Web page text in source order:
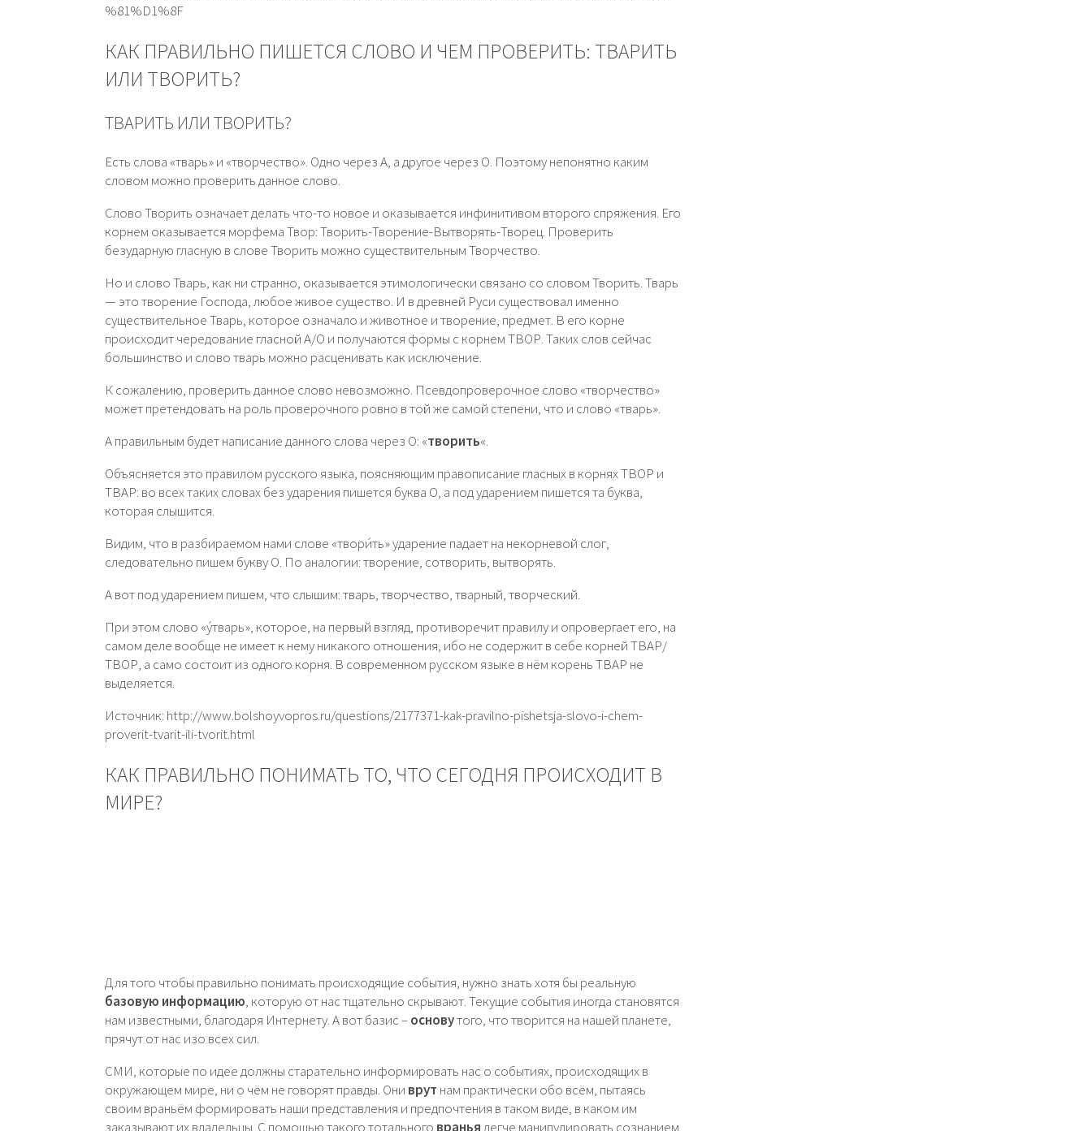
%81%D1%8F
КАК ПРАВИЛЬНО ПИШЕТСЯ СЛОВО И ЧЕМ ПРОВЕРИТЬ: ТВАРИТЬ
ИЛИ ТВОРИТЬ?
ТВАРИТЬ ИЛИ ТВОРИТЬ?
Есть слова «тварь» и «творчество». Одно через А, а другое через О. Поэтому непонятно каким
словом можно проверить данное слово.
Слово Творить означает делать что-то новое и оказывается инфинитивом второго спряжения. Его
корнем оказывается морфема Твор: Творить-Творение-Вытворять-Творец. Проверить
безударную гласную в слове Творить можно существительным Творчество.
Но и слово Тварь, как ни странно, оказывается этимологически связано со словом Творить. Тварь
— это творение Господа, любое живое существо. И в древней Руси существовал именно
существительное Тварь, которое означало и животное и творение, предмет. В его корне
происходит чередование гласной А/О и получаются формы с корнем ТВОР. Таких слов сейчас
большинство и слово тварь можно расценивать как исключение.
К сожалению, проверить данное слово невозможно. Псевдопроверочное слово «творчество»
может претендовать на роль проверочного ровно в той же самой степени, что и слово «тварь».
А правильным будет написание данного слова через О: «творить«.
Объясняется это правилом русского языка, поясняющим правописание гласных в корнях ТВОР и
ТВАР: во всех таких словах без ударения пишется буква О, а под ударением пишется та буква,
которая слышится.
Видим, что в разбираемом нами слове «твори́ть» ударение падает на некорневой слог,
следовательно пишем букву О. По аналогии: творение, сотворить, вытворять.
А вот под ударением пишем, что слышим: тварь, творчество, тварный, творческий.
При этом слово «у́тварь», которое, на первый взгляд, противоречит правилу и опровергает его, на
самом деле вообще не имеет к нему никакого отношения, ибо не содержит в себе корней ТВАР/
ТВОР, а само состоит из одного корня. В современном русском языке в нём корень ТВАР не
выделяется.
Источник: http://www.bolshoyvopros.ru/questions/2177371-kak-pravilno-pishetsja-slovo-i-chem-
proverit-tvarit-ili-tvorit.html
КАК ПРАВИЛЬНО ПОНИМАТЬ ТО, ЧТО СЕГОДНЯ ПРОИСХОДИТ В
МИРЕ?
Для того чтобы правильно понимать происходящие события, нужно знать хотя бы реальную
базовую информацию, которую от нас тщательно скрывают. Текущие события иногда становятся
нам известными, благодаря Интернету. А вот базис –основутого, что творится на нашей планете,
прячут от нас изо всех сил.
СМИ, которые по идее должны старательно информировать нас о событиях, происходящих в
окружающем мире, ни о чём не говорят правды. Они врут нам практически обо всём, пытаясь
своим враньём формировать наши представления и предпочтения в таком виде, в каком им
заказывают их владельцы. С помощью такого тотального вранья легче манипулировать сознанием